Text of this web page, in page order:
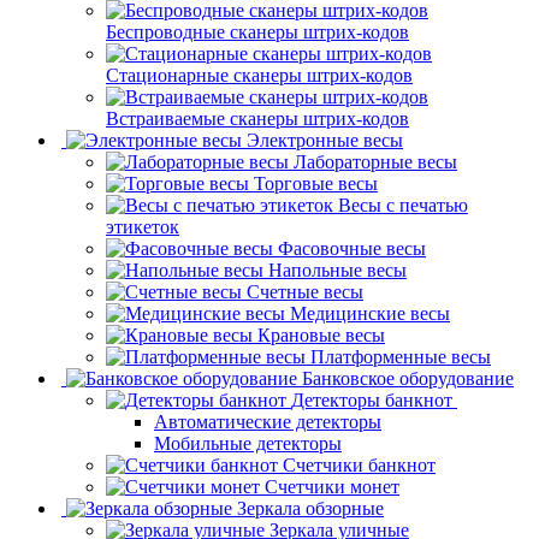
Беспроводные сканеры штрих-кодов
Стационарные сканеры штрих-кодов
Встраиваемые сканеры штрих-кодов
Электронные весы
Лабораторные весы
Торговые весы
Весы с печатью
этикеток
Фасовочные весы
Напольные весы
Счетные весы
Медицинские весы
Крановые весы
Платформенные весы
Банковское оборудование
Детекторы банкнот
Автоматические детекторы
Мобильные детекторы
Счетчики банкнот
Счетчики монет
Зеркала обзорные
Зеркала уличные